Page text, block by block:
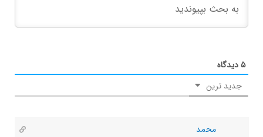
۵دیدگاه
جدید ترین
محمد